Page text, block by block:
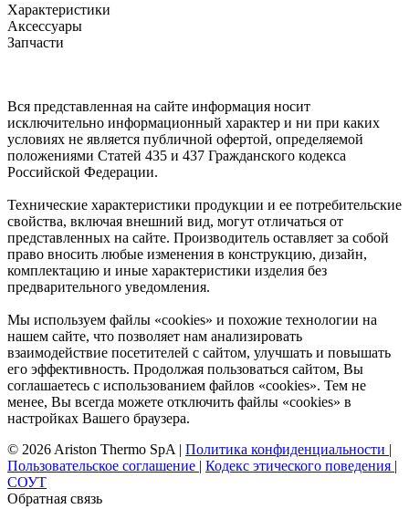
Характеристики
Аксессуары
Запчасти
Вся представленная на сайте информация носит
исключительно информационный характер и ни при каких
условиях не является публичной офертой, определяемой
положениями Статей 435 и 437 Гражданского кодекса
Российской Федерации.
Технические характеристики продукции и ее потребительские
свойства, включая внешний вид, могут отличаться от
представленных на сайте. Производитель оставляет за собой
право вносить любые изменения в конструкцию, дизайн,
комплектацию и иные характеристики изделия без
предварительного уведомления.
Мы используем файлы «cookies» и похожие технологии на
нашем сайте, что позволяет нам анализировать
взаимодействие посетителей с сайтом, улучшать и повышать
его эффективность. Продолжая пользоваться сайтом, Вы
соглашаетесь с использованием файлов «cookies». Тем не
менее, Вы всегда можете отключить файлы «cookies» в
настройках Вашего браузера.
© 2026 Ariston Thermo SpA | Политика конфиденциальности |
Пользовательское соглашение | Кодекс этического поведения |
СОУТ
Обратная связь